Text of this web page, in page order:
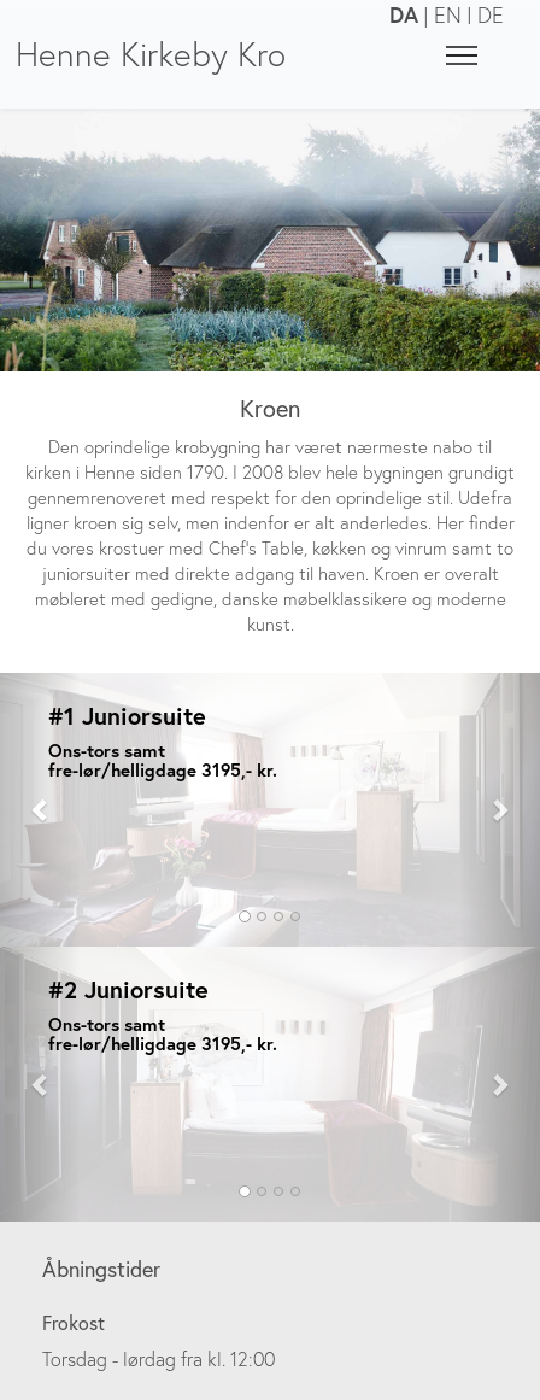
DA | EN | DE
Henne Kirkeby Kro
Kroen
Den oprindelige krobygning har været nærmeste nabo til
kirken i Henne siden 1790. I 2008 blev hele bygningen grundigt
gennemrenoveret med respekt for den oprindelige stil. Udefra
ligner kroen sig selv, men indenfor er alt anderledes. Her finder
du vores krostuer med Chef's Table, køkken og vinrum samt to
juniorsuiter med direkte adgang til haven. Kroen er overalt
møbleret med gedigne, danske møbelklassikere og moderne
kunst.
#1 Juniorsuite
Ons-tors samt
fre-lør/helligdage 3195,- kr.
Previous
#2 Juniorsuite
Ons-tors samt
fre-lør/helligdage 3195,- kr.
Previous
Åbningstider
Frokost
Torsdag - lørdag fra kl. 12:00